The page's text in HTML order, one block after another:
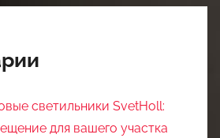
светильники SvetHoll:
для вашего участка